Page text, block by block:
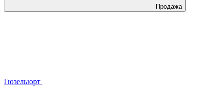
Продажа
Гюзельюрт